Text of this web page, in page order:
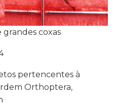
coxas
pertencentes à
Orthoptera,